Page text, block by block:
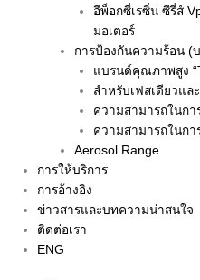
อีพ็อกซี่เรซิ่น ซีรี่ส์
มอเตอร์
การป้องกันความร้อน (
แบรนด์คุณภาพสูง
สำหรับเฟสเดียวแล
ความสามารถในกา
ความสามารถในก
Aerosol Range
การให้บริการ
การอ้างอิง
ข่าวสารและบทความน่าสนใจ
ติดต่อเรา
ENG